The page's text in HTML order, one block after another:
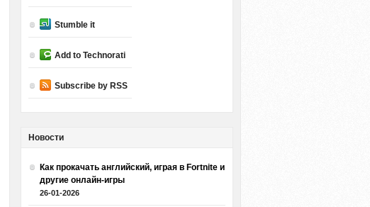
Stumble it
Add to Technorati
Subscribe by RSS
Новости
Как прокачать английский, играя в Fortnite и
другие онлайн-игры
26-01-2026